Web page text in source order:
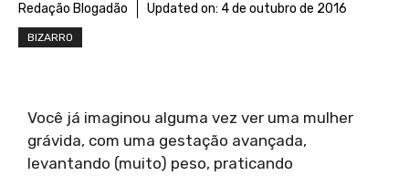
Redação Blogadão Updated on: 4 de outubro de 2016
BIZARRO
Você já imaginou alguma vez ver uma mulher
grávida, com uma gestação avançada,
levantando (muito) peso, praticando